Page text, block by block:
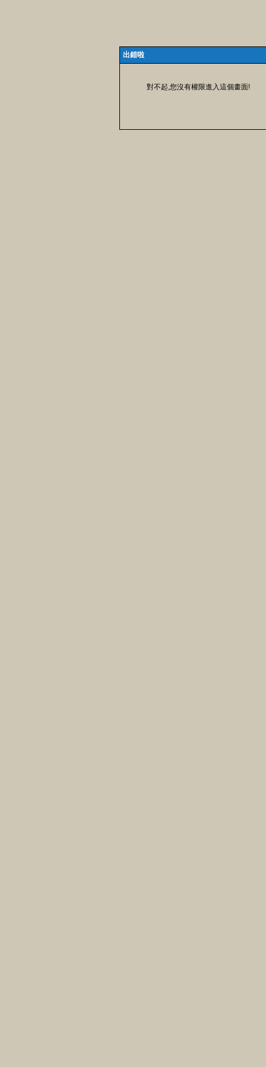
出錯啦
對不起,您沒有權限進入這個畫面!